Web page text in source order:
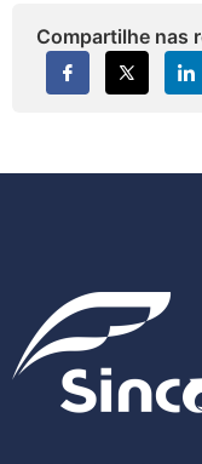
Compartilhe nas